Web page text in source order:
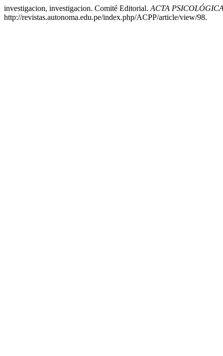
investigacion, investigacion. Comité Editorial. ACTA
http://revistas.autonoma.edu.pe/index.php/ACPP/article/view/98.